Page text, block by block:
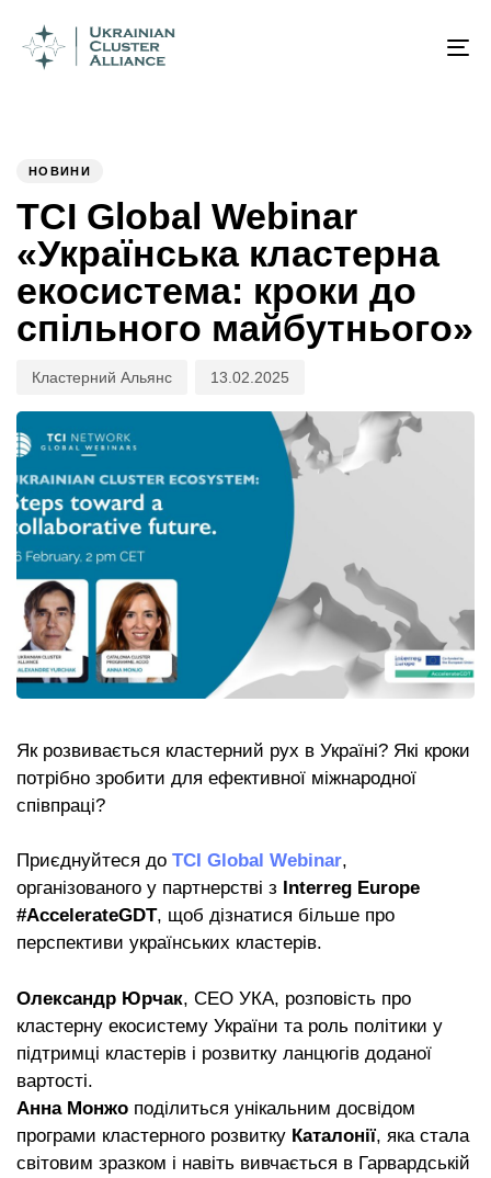
IN:
НОВИНИ
TCI Global Webinar
«Українська кластерна
екосистема: кроки до
спільного майбутнього»
Кластерний Альянс
on:
13.02.2025
Як розвивається кластерний рух в Україні? Які кроки
потрібно зробити для ефективної міжнародної
співпраці?
Приєднуйтеся до TCI Global Webinar,
організованого у партнерстві з Interreg Europe
#AccelerateGDT, щоб дізнатися більше про
перспективи українських кластерів.
Олександр Юрчак, CEO УКА, розповість про
кластерну екосистему України та роль політики у
підтримці кластерів і розвитку ланцюгів доданої
вартості.
Анна Монжо поділиться унікальним досвідом
програми кластерного розвитку Каталонії, яка стала
світовим зразком і навіть вивчається в Гарвардській